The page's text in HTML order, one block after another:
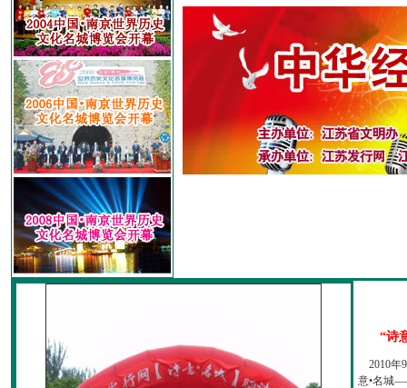
“诗
2010年
意•名城